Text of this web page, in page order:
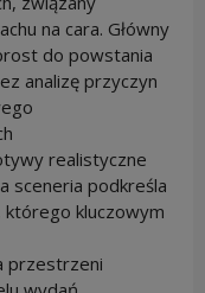
na cara. Główny
do powstania
analizę przyczyn
realistyczne
sceneria podkreśla
którego kluczowym
przestrzeni